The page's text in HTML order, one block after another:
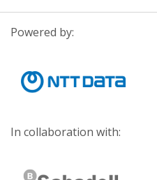
Powered by:
In collaboration with: